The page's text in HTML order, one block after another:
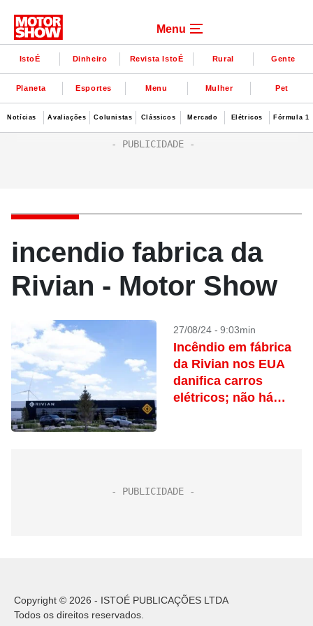
Menu
IstoÉ Dinheiro Revista IstoÉ Rural Gente
Planeta Esportes Menu Mulher Pet
Notícias Avaliações Colunistas Clássicos Mercado Elétricos Fórmula 1
incendio fabrica da
Rivian - Motor Show
27/08/24 - 9:03min
Incêndio em fábrica
da Rivian nos EUA
danifica carros
elétricos; não há
Copyright © 2026 - ISTOÉ PUBLICAÇÕES LTDA
Todos os direitos reservados.